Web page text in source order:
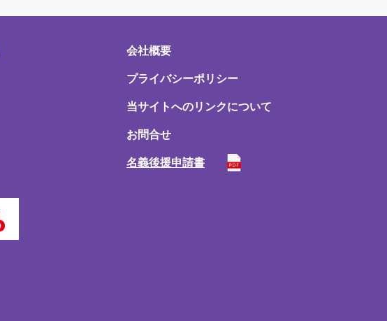
会社概要
プライバシーポリシー
当サイトへのリンクについて
お問合せ
名義後援申請書